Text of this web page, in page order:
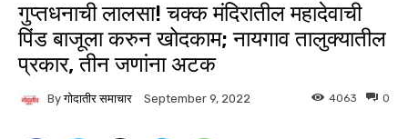
गुप्तधनाची लालसा! चक्क मंदिरातील महादेवाची
पिंड बाजूला करुन खोदकाम; नायगाव तालुक्यातील
प्रकार, तीन जणांना अटक
By गोदातीर समाचार September 9, 2022 0
4063